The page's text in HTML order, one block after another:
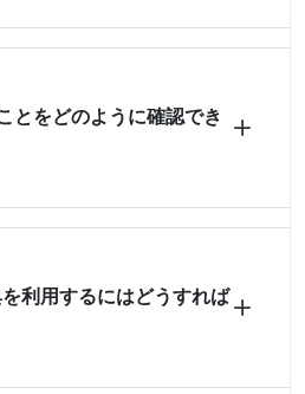
とをどのように確認でき
利用するにはどうすれば